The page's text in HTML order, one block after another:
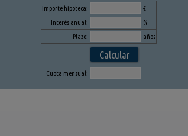
Importe hipoteca:
€
Interés anual:
%
Plazo:
años
Cuota mensual: